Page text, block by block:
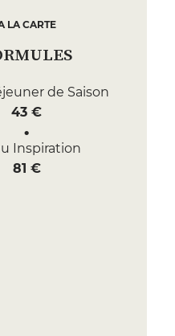
LA CARTE
de Saison
43 €
Inspiration
81 €